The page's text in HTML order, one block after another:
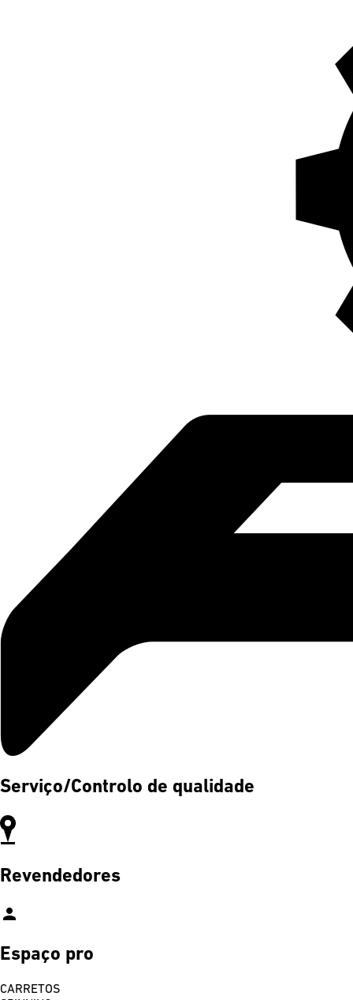
Serviço/Controlo de qualidade
Revendedores
person
Espaço pro
CARRETOS